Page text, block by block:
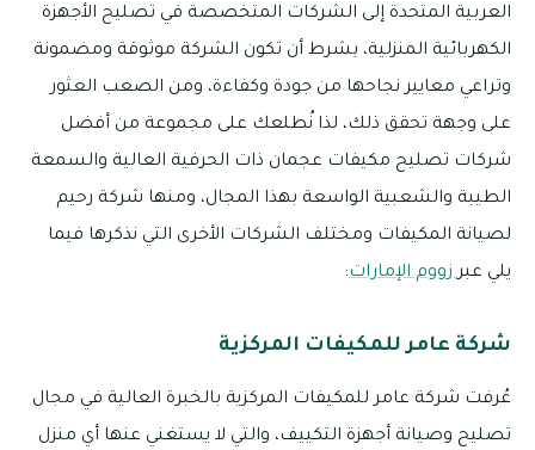
العربية المتحدة إلى الشركات المتخصصة في تصليح الأجهزة
الكهربائية المنزلية، بشرط أن تكون الشركة موثوقة ومضمونة
وتراعي معايير نجاحها من جودة وكفاءة، ومن الصعب العثور
على وجهة تحقق ذلك، لذا نُطلعك على مجموعة من أفضل
شركات تصليح مكيفات عجمان ذات الحرفية العالية والسمعة
الطيبة والشعبية الواسعة بهذا المجال، ومنها شركة رحيم
لصيانة المكيفات ومختلف الشركات الأخرى التي نذكرها فيما
يلي عبرزووم الإمارات:
شركة عامر للمكيفات المركزية
عُرفت شركة عامر للمكيفات المركزية بالخبرة العالية في مجال
تصليح وصيانة أجهزة التكييف، والتي لا يستغني عنها أي منزل